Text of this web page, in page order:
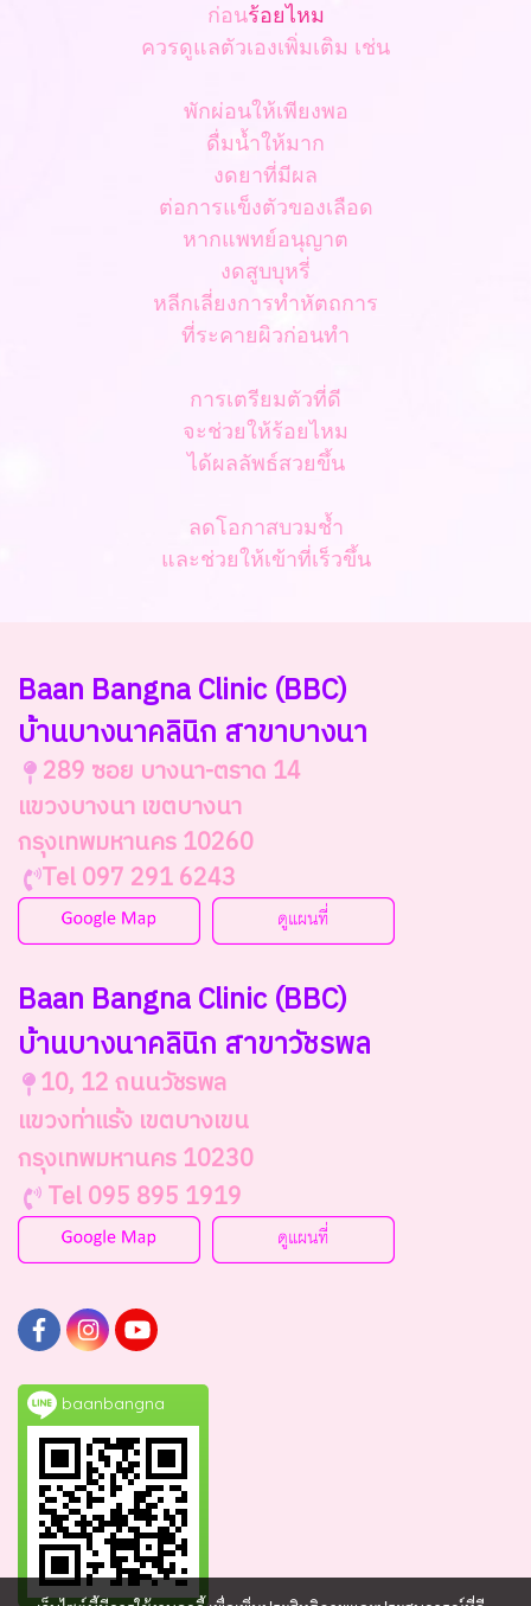
ก่อนร้อยไหม
ควรดูแลตัวเองเพิ่มเติม เช่น
พักผ่อนให้เพียงพอ
ดื่มน้ำให้มาก
งดยาที่มีผล
ต่อการแข็งตัวของเลือด
หากแพทย์อนุญาต
งดสูบบุหรี่
หลีกเลี่ยงการทำหัตถการ
ที่ระคายผิวก่อนทำ
การเตรียมตัวที่ดี
จะช่วยให้ร้อยไหม
ได้ผลลัพธ์สวยขึ้น
ลดโอกาสบวมช้ำ
และช่วยให้เข้าที่เร็วขึ้น
Baan Bangna Clinic(BBC)
บ้านบางนาคลินิก สาขาบางนา
289 ซอย บางนา-ตราด 14
แขวงบางนา เขตบางนา
กรุงเทพมหานคร 10260
Tel 097 291 6243
Baan Bangna Clinic (BBC)
บ้านบางนาคลินิก สาขาวัชรพล
10, 12 ถนนวัชรพล
แขวงท่าแร้ง เขตบางเขน
กรุงเทพมหานคร 10230
Tel 095 895 1919
baanbangna